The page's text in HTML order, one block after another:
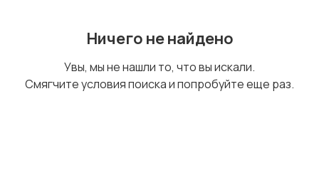
Ничего не найдено
Увы, мы не нашли то, что вы искали.
Смягчите условия поиска и попробуйте еще раз.